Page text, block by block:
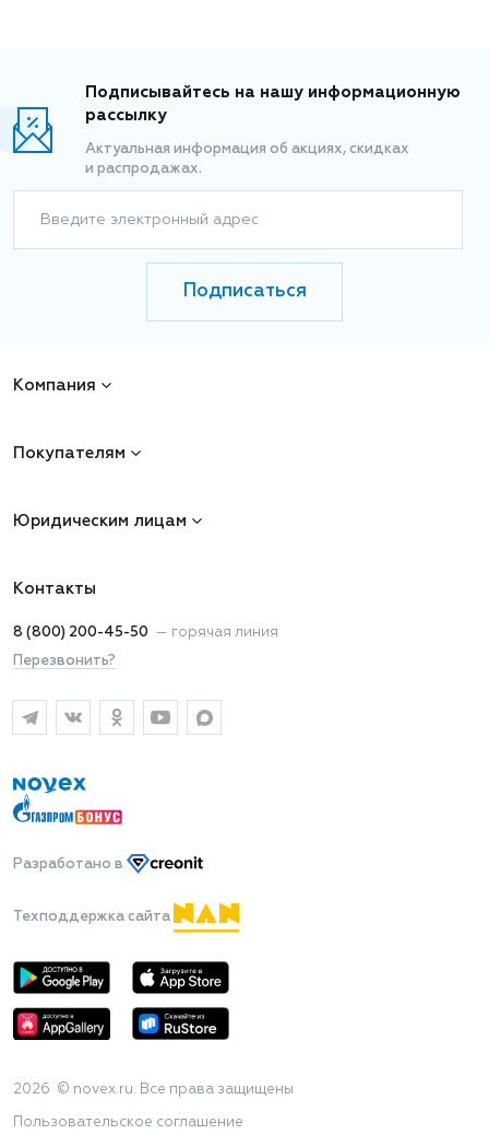
Подписывайтесь на нашу информационную
рассылку
Актуальная информация об акциях, скидках
и распродажах.
Введите электронный адрес
Подписаться
Компания
Покупателям
Юридическим лицам
Контакты
8 (800) 200-45-50 — горячая линия
Перезвонить?
Разработано в
Техподдержка сайта
2026 © novex.ru. Все права защищены
Пользовательское соглашение